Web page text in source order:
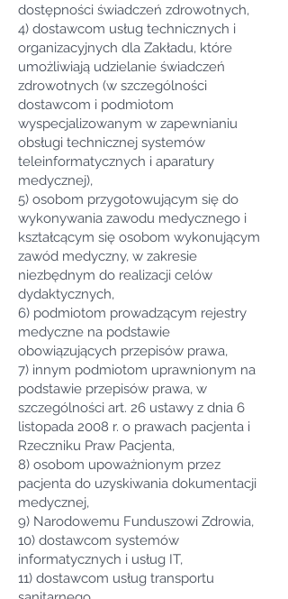
dostępności świadczeń zdrowotnych,
4) dostawcom usług technicznych i
organizacyjnych dla Zakładu, które
umożliwiają udzielanie świadczeń
zdrowotnych (w szczególności
dostawcom i podmiotom
wyspecjalizowanym w zapewnianiu
obsługi technicznej systemów
teleinformatycznych i aparatury
medycznej),
5) osobom przygotowującym się do
wykonywania zawodu medycznego i
kształcącym się osobom wykonującym
zawód medyczny, w zakresie
niezbędnym do realizacji celów
dydaktycznych,
6) podmiotom prowadzącym rejestry
medyczne na podstawie
obowiązujących przepisów prawa,
7) innym podmiotom uprawnionym na
podstawie przepisów prawa, w
szczególności art. 26 ustawy z dnia 6
listopada 2008 r. o prawach pacjenta i
Rzeczniku Praw Pacjenta,
8) osobom upoważnionym przez
pacjenta do uzyskiwania dokumentacji
medycznej,
9) Narodowemu Funduszowi Zdrowia,
10) dostawcom systemów
informatycznych i usług IT,
11) dostawcom usług transportu